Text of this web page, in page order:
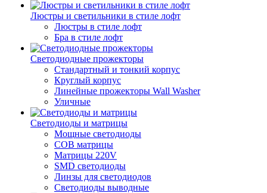
Люстры и светильники в стиле лофт
Люстры в стиле лофт
Бра в стиле лофт
Светодиодные прожекторы
Стандартный и тонкий корпус
Круглый корпус
Линейные прожекторы Wall Washer
Уличные
Светодиоды и матрицы
Мощные светодиоды
COB матрицы
Матрицы 220V
SMD светодиоды
Линзы для светодиодов
Светодиоды выводные